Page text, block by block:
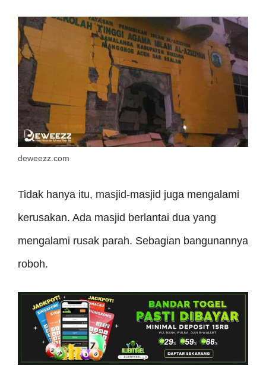
deweezz.com
Tidak hanya itu, masjid-masjid juga mengalami
kerusakan. Ada masjid berlantai dua yang
mengalami rusak parah. Sebagian bangunannya
roboh.